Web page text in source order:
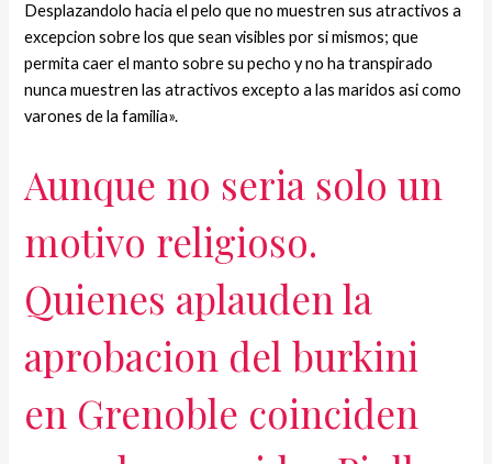
Desplazandolo hacia el pelo que no muestren sus atractivos a
excepcion sobre los que sean visibles por si mismos; que
permita caer el manto sobre su pecho y no ha transpirado
nunca muestren las atractivos excepto a las maridos asi­ como
varones de la familia».
Aunque no seri­a solo un
motivo religioso.
Quienes aplauden la
aprobacion del burkini
en Grenoble coinciden